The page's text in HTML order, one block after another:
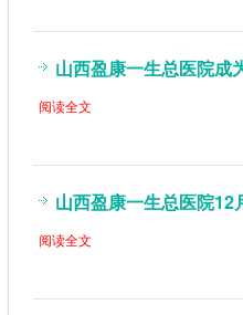
山西盈康一生总医院成
阅读全文
山西盈康一生总医院
阅读全文